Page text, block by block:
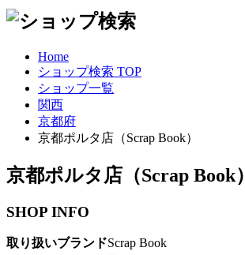
Home
ショップ検索 TOP
ショップ一覧
関西
京都府
京都ポルタ店（Scrap Book）
京都ポルタ店（Scrap Book）
SHOP INFO
取り扱いブランドScrap Book